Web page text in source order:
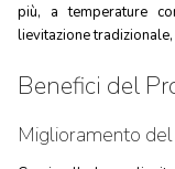
più, a temperature
lievitazione
Benefici del
Miglioramento